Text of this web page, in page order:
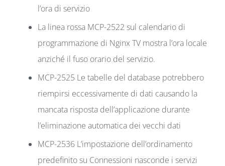
l’ora di servizio
La linea rossa MCP-2522 sul calendario di
programmazione di Nginx TV mostra l’ora locale
anziché il fuso orario del servizio.
MCP-2525 Le tabelle del database potrebbero
riempirsi eccessivamente di dati causando la
mancata risposta dell’applicazione durante
l’eliminazione automatica dei vecchi dati
MCP-2536 L’impostazione dell’ordinamento
predefinito su Connessioni nasconde i servizi